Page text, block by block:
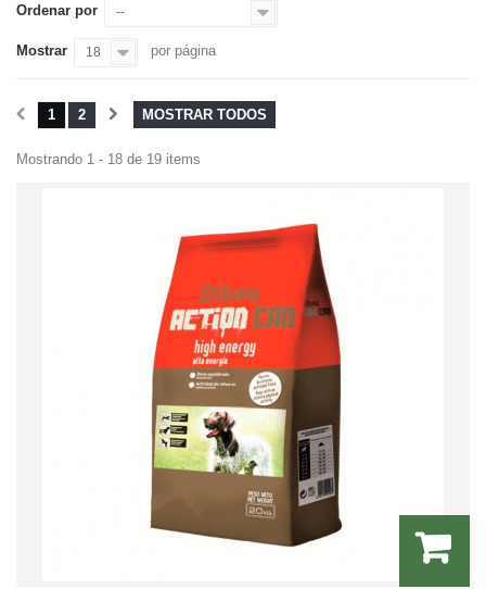
Ordenar por --
Mostrar 18 por página
MOSTRAR TODOS
1 2
Mostrando 1 - 18 de 19 items